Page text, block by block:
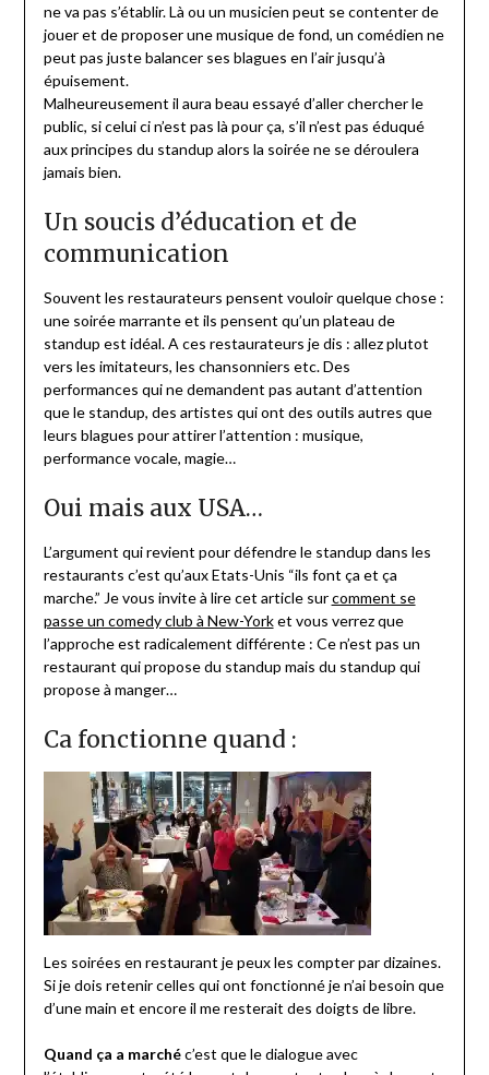
ne va pas s’établir. Là ou un musicien peut se contenter de
jouer et de proposer une musique de fond, un comédien ne
peut pas juste balancer ses blagues en l’air jusqu’à
épuisement.
Malheureusement il aura beau essayé d’aller chercher le
public, si celui ci n’est pas là pour ça, s’il n’est pas éduqué
aux principes du standup alors la soirée ne se déroulera
jamais bien.
Un soucis d’éducation et de
communication
Souvent les restaurateurs pensent vouloir quelque chose :
une soirée marrante et ils pensent qu’un plateau de
standup est idéal. A ces restaurateurs je dis : allez plutot
vers les imitateurs, les chansonniers etc. Des
performances qui ne demandent pas autant d’attention
que le standup, des artistes qui ont des outils autres que
leurs blagues pour attirer l’attention : musique,
performance vocale, magie…
Oui mais aux USA…
L’argument qui revient pour défendre le standup dans les
restaurants c’est qu’aux Etats-Unis “ils font ça et ça
marche.” Je vous invite à lire cet article surcomment se
passe un comedy club à New-Yorket vous verrez que
l’approche est radicalement différente : Ce n’est pas un
restaurant qui propose du standup mais du standup qui
propose à manger…
Ca fonctionne quand :
Les soirées en restaurant je peux les compter par dizaines.
Si je dois retenir celles qui ont fonctionné je n’ai besoin que
d’une main et encore il me resterait des doigts de libre.
Quand ça a marchéc’est que le dialogue avec